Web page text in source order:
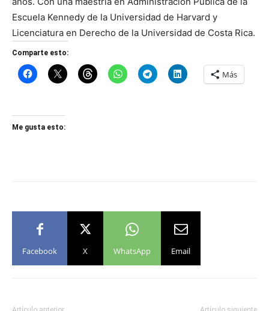
Escuela Kennedy de la Universidad de Harvard y
Licenciatura en Derecho de la Universidad de Costa Rica.
Comparte esto:
Más
Me gusta esto:
Facebook X WhatsApp Email